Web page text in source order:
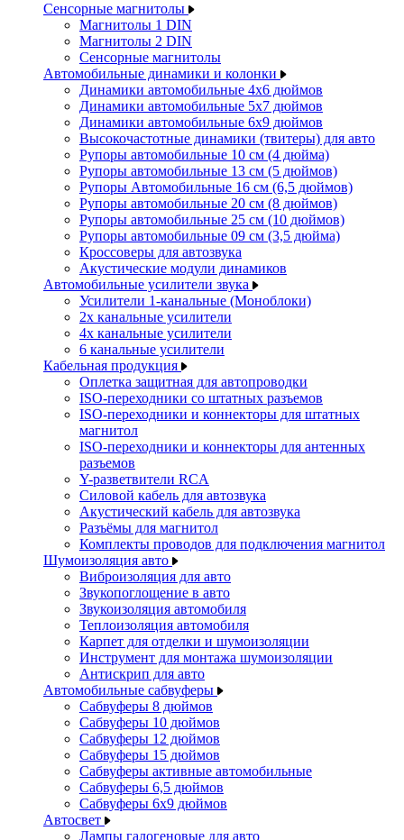
Сенсорные магнитолы
Магнитолы 1 DIN
Магнитолы 2 DIN
Сенсорные магнитолы
Автомобильные динамики и колонки
Динамики автомобильные 4x6 дюймов
Динамики автомобильные 5x7 дюймов
Динамики автомобильные 6x9 дюймов
Высокочастотные динамики (твитеры) для авто
Рупоры автомобильные 10 см (4 дюйма)
Рупоры автомобильные 13 см (5 дюймов)
Рупоры Автомобильные 16 см (6,5 дюймов)
Рупоры автомобильные 20 см (8 дюймов)
Рупоры автомобильные 25 см (10 дюймов)
Рупоры автомобильные 09 см (3,5 дюйма)
Кроссоверы для автозвука
Акустические модули динамиков
Автомобильные усилители звука
Усилители 1-канальные (Моноблоки)
2х канальные усилители
4х канальные усилители
6 канальные усилители
Кабельная продукция
Оплетка защитная для автопроводки
ISO-переходники со штатных разъемов
ISO-переходники и коннекторы для штатных
магнитол
ISO-переходники и коннекторы для антенных
разъемов
Y-разветвители RCA
Силовой кабель для автозвука
Акустический кабель для автозвука
Разъёмы для магнитол
Комплекты проводов для подключения магнитол
Шумоизоляция авто
Виброизоляция для авто
Звукопоглощение в авто
Звукоизоляция автомобиля
Теплоизоляция автомобиля
Карпет для отделки и шумоизоляции
Инструмент для монтажа шумоизоляции
Антискрип для авто
Автомобильные сабвуферы
Сабвуферы 8 дюймов
Сабвуферы 10 дюймов
Сабвуферы 12 дюймов
Сабвуферы 15 дюймов
Сабвуферы активные автомобильные
Сабвуферы 6,5 дюймов
Сабвуферы 6x9 дюймов
Автосвет
Лампы галогеновые для авто